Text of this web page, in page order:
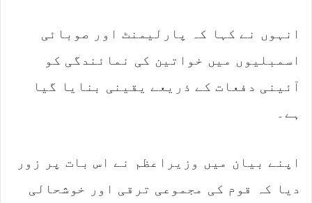
انہوں نے کہا کہ پارلیمنٹ اور صوبائی
اسمبلیوں میں خواتین کی نمائندگی کو
آئینی دفعات کے ذریعے یقینی بنایا گیا
ہے۔
اپنے بیان میں وزیراعظم نے اس بات پر زور
دیا کہ قوم کی مجموعی ترقی اور خوشحالی